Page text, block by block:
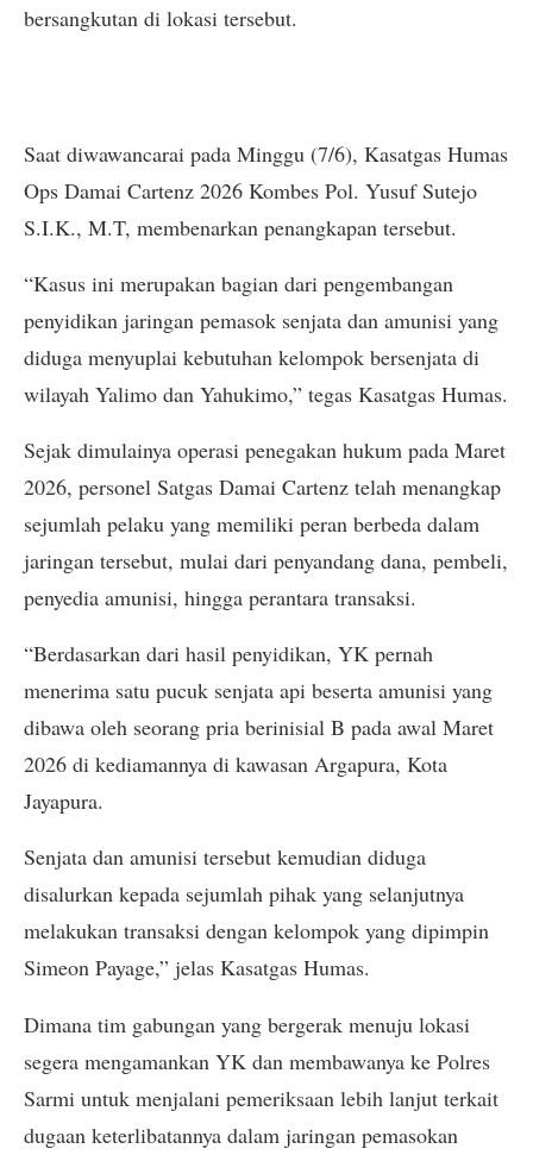
bersangkutan di lokasi tersebut.
Saat diwawancarai pada Minggu (7/6), Kasatgas Humas
Ops Damai Cartenz 2026 Kombes Pol. Yusuf Sutejo
S.I.K., M.T, membenarkan penangkapan tersebut.
“Kasus ini merupakan bagian dari pengembangan
penyidikan jaringan pemasok senjata dan amunisi yang
diduga menyuplai kebutuhan kelompok bersenjata di
wilayah Yalimo dan Yahukimo,” tegas Kasatgas Humas.
Sejak dimulainya operasi penegakan hukum pada Maret
2026, personel Satgas Damai Cartenz telah menangkap
sejumlah pelaku yang memiliki peran berbeda dalam
jaringan tersebut, mulai dari penyandang dana, pembeli,
penyedia amunisi, hingga perantara transaksi.
“Berdasarkan dari hasil penyidikan, YK pernah
menerima satu pucuk senjata api beserta amunisi yang
dibawa oleh seorang pria berinisial B pada awal Maret
2026 di kediamannya di kawasan Argapura, Kota
Jayapura.
Senjata dan amunisi tersebut kemudian diduga
disalurkan kepada sejumlah pihak yang selanjutnya
melakukan transaksi dengan kelompok yang dipimpin
Simeon Payage,” jelas Kasatgas Humas.
Dimana tim gabungan yang bergerak menuju lokasi
segera mengamankan YK dan membawanya ke Polres
Sarmi untuk menjalani pemeriksaan lebih lanjut terkait
dugaan keterlibatannya dalam jaringan pemasokan